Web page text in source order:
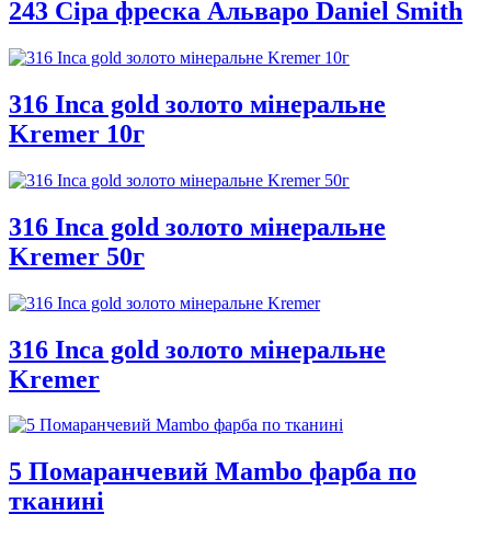
243 Сіра фреска Альваро Daniel Smith
316 Inca gold золото мінеральне
Kremer 10г
316 Inca gold золото мінеральне
Kremer 50г
316 Inca gold золото мінеральне
Kremer
5 Помаранчевий Mambo фарба по
тканині